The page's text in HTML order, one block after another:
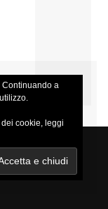
Continuando a
cookie, leggi
i diritti